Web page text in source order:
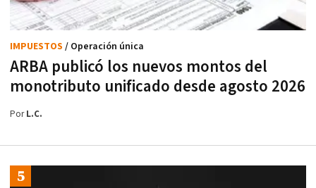
ARBA publicó los nuevos montos del
monotributo unificado desde agosto 2026
IMPUESTOS / Operación única
PorL.C.